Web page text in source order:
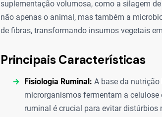
suplementação volumosa, como a silagem
não apenas o animal, mas também a
de fibras, transformando insumos vegetais
Principais Características
Fisiologia Ruminal: A base da
microrganismos fermentam a
ruminal é crucial para evitar distúrbios